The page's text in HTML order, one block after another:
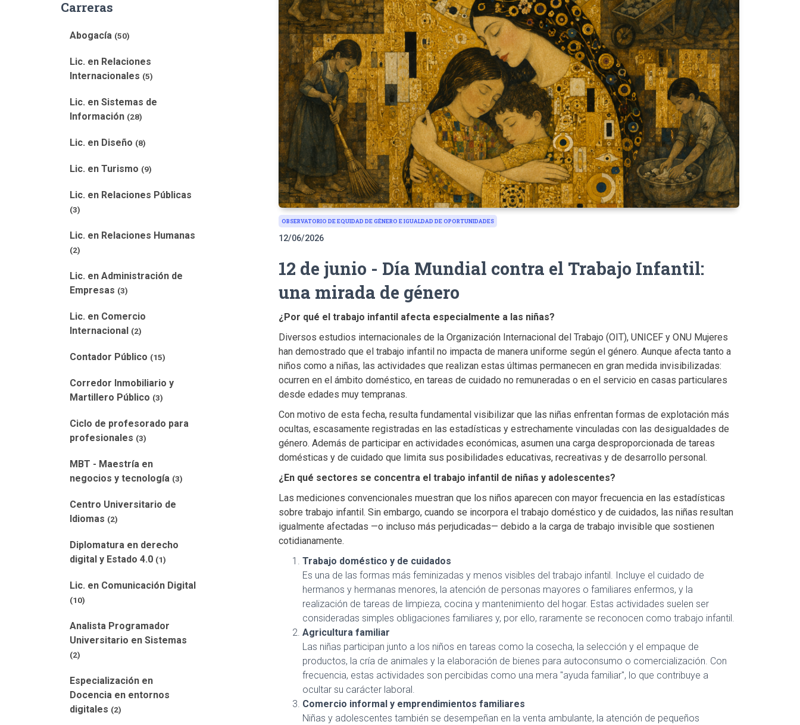
Carreras
Abogacía (50)
Lic. en Relaciones
Internacionales (5)
Lic. en Sistemas de
Información (28)
Lic. en Diseño (8)
Lic. en Turismo (9)
Lic. en Relaciones Públicas
(3)
Lic. en Relaciones Humanas
(2)
Lic. en Administración de
Empresas (3)
Lic. en Comercio
Internacional (2)
Contador Público (15)
Corredor Inmobiliario y
Martillero Público (3)
Ciclo de profesorado para
profesionales (3)
MBT - Maestría en
negocios y tecnología (3)
Centro Universitario de
Idiomas (2)
Diplomatura en derecho
digital y Estado 4.0 (1)
Lic. en Comunicación Digital
(10)
Analista Programador
Universitario en Sistemas
(2)
Especialización en
Docencia en entornos
digitales (2)
OBSERVATORIO DE EQUIDAD DE GÉNERO E IGUALDAD DE OPORTUNIDADES
12/06/2026
12 de junio - Día Mundial contra el Trabajo Infantil:
una mirada de género
¿Por qué el trabajo infantil afecta especialmente a las niñas?
Diversos estudios internacionales de la Organización Internacional del Trabajo (OIT), UNICEF y ONU Mujeres
han demostrado que el trabajo infantil no impacta de manera uniforme según el género. Aunque afecta tanto a
niños como a niñas, las actividades que realizan estas últimas permanecen en gran medida invisibilizadas:
ocurren en el ámbito doméstico, en tareas de cuidado no remuneradas o en el servicio en casas particulares
desde edades muy tempranas.
Con motivo de esta fecha, resulta fundamental visibilizar que las niñas enfrentan formas de explotación más
ocultas, escasamente registradas en las estadísticas y estrechamente vinculadas con las desigualdades de
género. Además de participar en actividades económicas, asumen una carga desproporcionada de tareas
domésticas y de cuidado que limita sus posibilidades educativas, recreativas y de desarrollo personal.
¿En qué sectores se concentra el trabajo infantil de niñas y adolescentes?
Las mediciones convencionales muestran que los niños aparecen con mayor frecuencia en las estadísticas
sobre trabajo infantil. Sin embargo, cuando se incorpora el trabajo doméstico y de cuidados, las niñas resultan
igualmente afectadas —o incluso más perjudicadas— debido a la carga de trabajo invisible que sostienen
cotidianamente.
Trabajo doméstico y de cuidados
Es una de las formas más feminizadas y menos visibles del trabajo infantil. Incluye el cuidado de
hermanos y hermanas menores, la atención de personas mayores o familiares enfermos, y la
realización de tareas de limpieza, cocina y mantenimiento del hogar. Estas actividades suelen ser
consideradas simples obligaciones familiares y, por ello, raramente se reconocen como trabajo infantil.
Agricultura familiar
Las niñas participan junto a los niños en tareas como la cosecha, la selección y el empaque de
productos, la cría de animales y la elaboración de bienes para autoconsumo o comercialización. Con
frecuencia, estas actividades son percibidas como una mera "ayuda familiar", lo que contribuye a
ocultar su carácter laboral.
Comercio informal y emprendimientos familiares
Niñas y adolescentes también se desempeñan en la venta ambulante, la atención de pequeños